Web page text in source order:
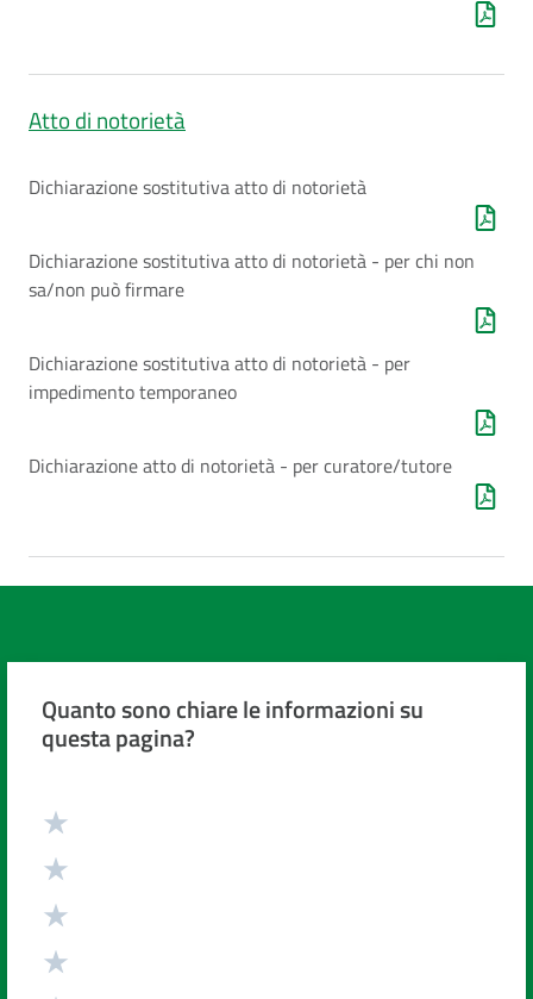
Atto di notorietà
Dichiarazione sostitutiva atto di notorietà
Dichiarazione sostitutiva atto di notorietà - per chi non
sa/non può firmare
Dichiarazione sostitutiva atto di notorietà - per
impedimento temporaneo
Dichiarazione atto di notorietà - per curatore/tutore
Quanto sono chiare le informazioni su
questa pagina?